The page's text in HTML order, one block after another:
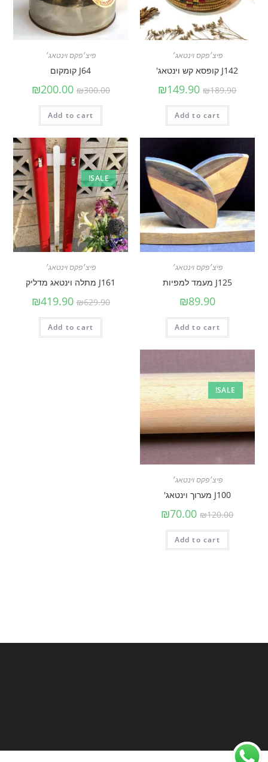
פיצ׳פקס וינטאג׳
J142 קופסא קש וינטאג'
₪189.90
₪149.90
Add to cart
פיצ׳פקס וינטאג׳
J64 קומקום
₪300.00
₪200.00
Add to cart
פיצ׳פקס וינטאג׳
J125 מעמד למפיות
₪89.90
Add to cart
SALE!
פיצ׳פקס וינטאג׳
J161 מתלה וינטאג מדליק
₪629.90
₪419.90
Add to cart
SALE!
פיצ׳פקס וינטאג׳
J100 מערוך וינטאג'
₪120.00
₪70.00
Add to cart